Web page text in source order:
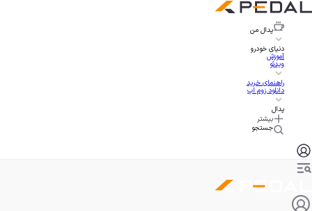
پدال من
دنیای خودرو
آموزش
ویدئو
راهنمای خرید
دانلود زوم اپ
پدال
بیشتر
جستجو